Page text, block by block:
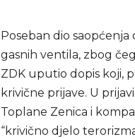
Poseban dio saopćenja
gasnih ventila, zbog
ZDK uputio dopis koji,
krivične prijave. U
Toplane Zenica i
“krivično djelo